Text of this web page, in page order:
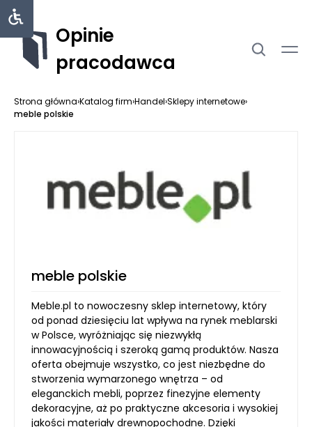
Opinie
pracodawca
Strona główna›Katalog firm›Handel›Sklepy internetowe›
meble polskie
meble polskie
Meble.pl to nowoczesny sklep internetowy, który
od ponad dziesięciu lat wpływa na rynek meblarski
w Polsce, wyróżniając się niezwykłą
innowacyjnością i szeroką gamą produktów. Nasza
oferta obejmuje wszystko, co jest niezbędne do
stworzenia wymarzonego wnętrza – od
eleganckich mebli, poprzez finezyjne elementy
dekoracyjne, aż po praktyczne akcesoria i wysokiej
jakości materiały drewnopochodne. Dzięki